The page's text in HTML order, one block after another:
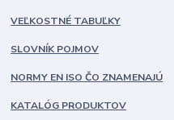
VEĽKOSTNÉ TABUĽKY
SLOVNÍK POJMOV
NORMY EN ISO ČO ZNAMENAJÚ
KATALÓG PRODUKTOV